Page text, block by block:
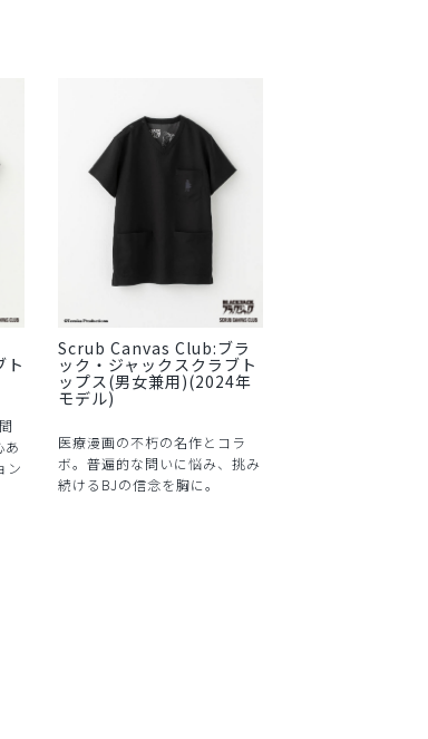
ト
あ
ン
Scrub Canvas Club:ブラ
ック・ジャックスクラブト
ップス(男女兼用)(2024年
モデル)
医療漫画の不朽の名作とコラ
ボ。普遍的な問いに悩み、挑み
続けるBJの信念を胸に。